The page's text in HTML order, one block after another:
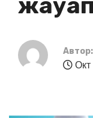
Автор: